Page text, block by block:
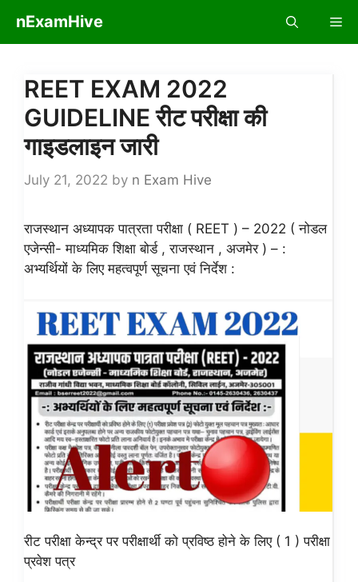
content
nExamHive
REET EXAM 2022
GUIDELINE रीट परीक्षा की
गाइडलाइन जारी
July 21, 2022 by n Exam Hive
राजस्थान अध्यापक पात्रता परीक्षा ( REET ) – 2022 ( नोडल
एजेन्सी- माध्यमिक शिक्षा बोर्ड , राजस्थान , अजमेर ) – :
अभ्यर्थियों के लिए महत्वपूर्ण सूचना एवं निर्देश :
रीट परीक्षा केन्द्र पर परीक्षार्थी को प्रविष्ठ होने के लिए ( 1 ) परीक्षा
प्रवेश पत्र